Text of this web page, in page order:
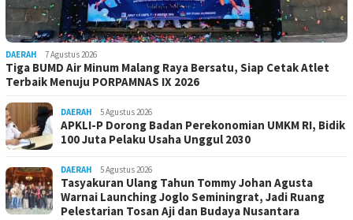
DAERAH 7 Agustus 2026
Tiga BUMD Air Minum Malang Raya Bersatu, Siap Cetak Atlet
Terbaik Menuju PORPAMNAS IX 2026
DAERAH 5 Agustus 2026
APKLI-P Dorong Badan Perekonomian UMKM RI, Bidik
100 Juta Pelaku Usaha Unggul 2030
DAERAH 5 Agustus 2026
Tasyakuran Ulang Tahun Tommy Johan Agusta
Warnai Launching Joglo Seminingrat, Jadi Ruang
Pelestarian Tosan Aji dan Budaya Nusantara